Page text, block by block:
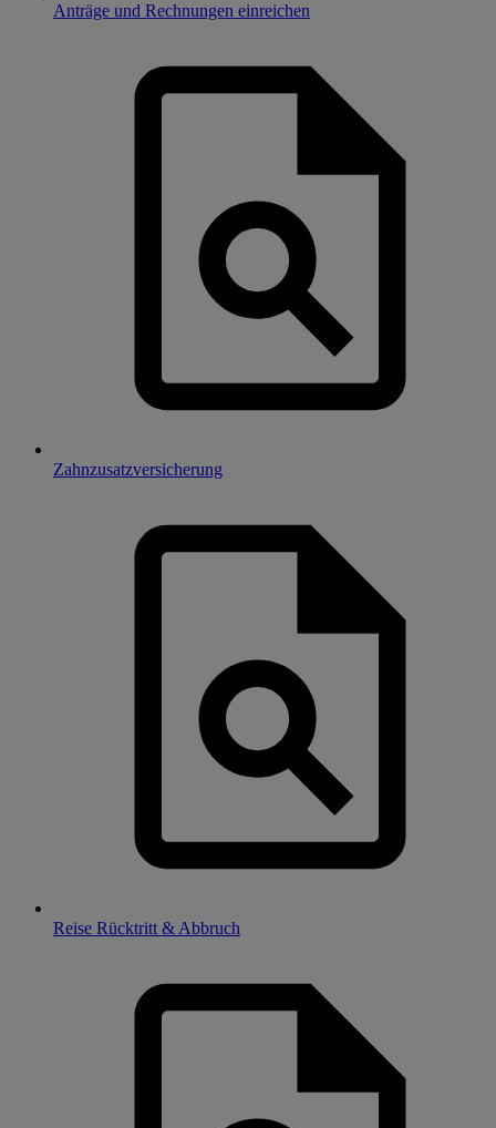
Anträge und Rechnungen einreichen
Zahnzusatzversicherung
Reise Rücktritt & Abbruch